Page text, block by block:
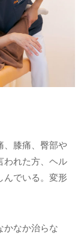
、膝痛、臀部や
われた方、ヘル
んでいる。変形
かなか治らな